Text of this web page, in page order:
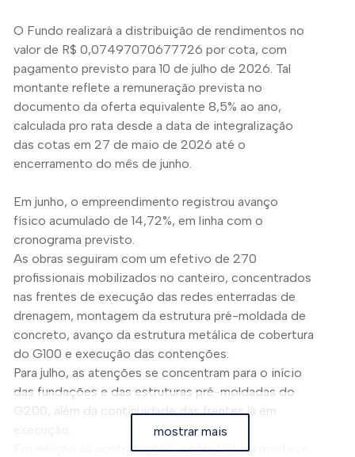
O Fundo realizará a distribuição de rendimentos no
valor de R$ 0,07497070677726 por cota, com
pagamento previsto para 10 de julho de 2026. Tal
montante reflete a remuneração prevista no
documento da oferta equivalente 8,5% ao ano,
calculada pro rata desde a data de integralização
das cotas em 27 de maio de 2026 até o
encerramento do mês de junho.
Em junho, o empreendimento registrou avanço
físico acumulado de 14,72%, em linha com o
cronograma previsto.
As obras seguiram com um efetivo de 270
profissionais mobilizados no canteiro, concentrados
nas frentes de execução das redes enterradas de
drenagem, montagem da estrutura pré-moldada de
concreto, avanço da estrutura metálica de cobertura
do G100 e execução das contenções.
Para julho, as atenções se concentram para o início
das fundações e das estruturas pré-moldadas do
G200, além da continuidade das frentes já em
Em relação às contratações, a construtora manteve
mostrar mais